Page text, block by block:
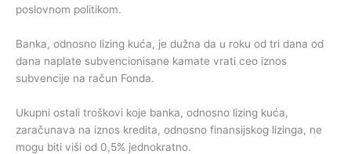
poslovnom politikom.
Banka, odnosno lizing kuća, je dužna da u roku od tri dana od
dana naplate subvencionisane kamate vrati ceo iznos
subvencije na račun Fonda.
Ukupni ostali troškovi koje banka, odnosno lizing kuća,
zaračunava na iznos kredita, odnosno finansijskog lizinga, ne
mogu biti viši od 0,5% jednokratno.